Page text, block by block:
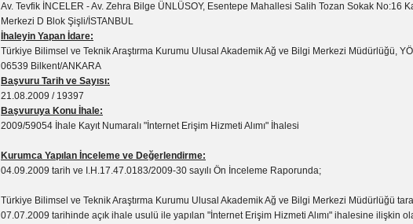
Av. Tevfik İNCELER - Av. Zehra Bilge ÜNLÜSOY, Esentepe Mahallesi Salih Tozan Sokak No:16
Merkezi D Blok Şişli/İSTANBUL
İhaleyin Yapan İdare:
Türkiye Bilimsel ve Teknik Araştırma Kurumu Ulusal Akademik Ağ ve Bilgi Merkezi Müdürlüğü,
06539 Bilkent/ANKARA
Başvuru Tarih ve Sayısı:
21.08.2009 / 19397
Başvuruya Konu İhale:
2009/59054 İhale Kayıt Numaralı "İnternet Erişim Hizmeti Alımı" İhalesi
Kurumca Yapılan İnceleme ve Değerlendirme:
04.09.2009 tarih ve I.H.17.47.0183/2009-30 sayılı Ön İnceleme Raporunda;
Türkiye Bilimsel ve Teknik Araştırma Kurumu Ulusal Akademik Ağ ve Bilgi Merkezi Müdürlüğü
07.07.2009 tarihinde açık ihale usulü ile yapılan "İnternet Erişim Hizmeti Alımı" ihalesine ilişkin